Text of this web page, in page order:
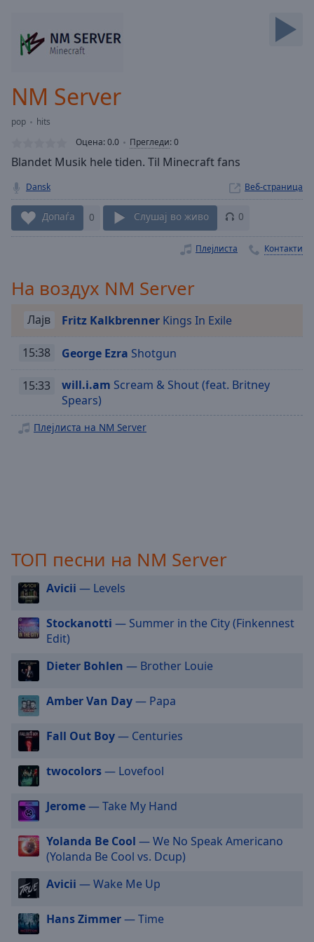
Forward
Mute
Loaded:
Stream
Seek to
live,
currently
behind
liveLIVE
Playback
Chapters
Descriptions
opens
settings
dialog
subtitles
off
Audio
Picture-
in-
Picture
Fullscreen
This
modal
Beginning
dialog
window.
Escape
NM Server
pop
hits
Оцена:0.0 Прегледи:0
Blandet Musik hele tiden. Til Minecraft fans
Dansk Веб-страница
Допаѓа 0 Слушај во живо 0
Плејлиста Контакти
На воздух NM Server
Лајв Fritz Kalkbrenner Kings In Exile
15:38 George Ezra Shotgun
15:33 will.i.am Scream & Shout (feat. Britney
Spears)
Плејлиста на NM Server
ТОП песни на NM Server
Avicii — Levels
Stockanotti — Summer in the City (Finkennest
Edit)
Dieter Bohlen — Brother Louie
Amber Van Day— Papa
Fall Out Boy— Centuries
twocolors— Lovefool
Jerome— Take My Hand
Yolanda Be Cool — We No Speak Americano
(Yolanda Be Cool vs. Dcup)
Avicii — Wake Me Up
Hans Zimmer— Time